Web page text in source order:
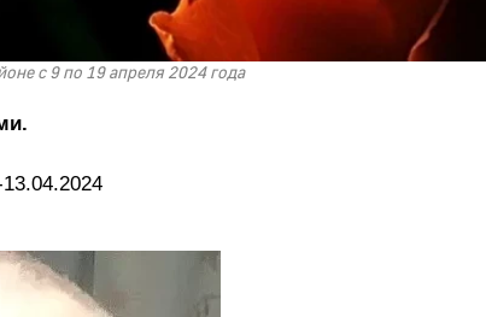
с 9 по 19 апреля 2024 года